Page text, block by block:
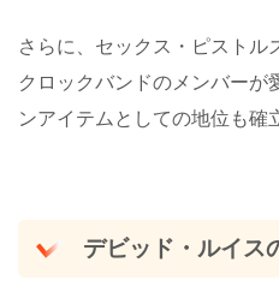
さらに、セックス・ピストル
クロックバンドのメンバーが
ンアイテムとしての地位も確
デビッド・ルイス